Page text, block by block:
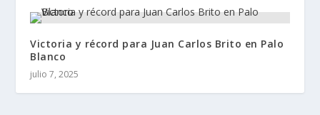
Victoria y récord para Juan Carlos Brito en Palo
Blanco
julio 7, 2025